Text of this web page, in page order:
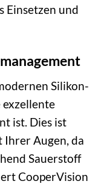
Einsetzen und
Silikon-
ist. Dies ist
Ihrer Augen, da
Sauerstoff
CooperVision